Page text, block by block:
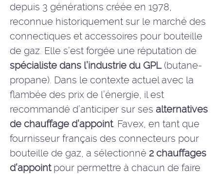
depuis 3 générations créée en 1978,
reconnue historiquement sur le marché des
connectiques et accessoires pour bouteille
de gaz. Elle s’est forgée une réputation de
spécialiste dans l’industrie du GPL(butane-
propane). Dans le contexte actuel avec la
flambée des prix de l’énergie, il est
recommandé d’anticiper sur ses alternatives
de chauffage d’appoint. Favex, en tant que
fournisseur français des connecteurs pour
bouteille de gaz, a sélectionné 2 chauffages
d’appointpour permettre à chacun de faire